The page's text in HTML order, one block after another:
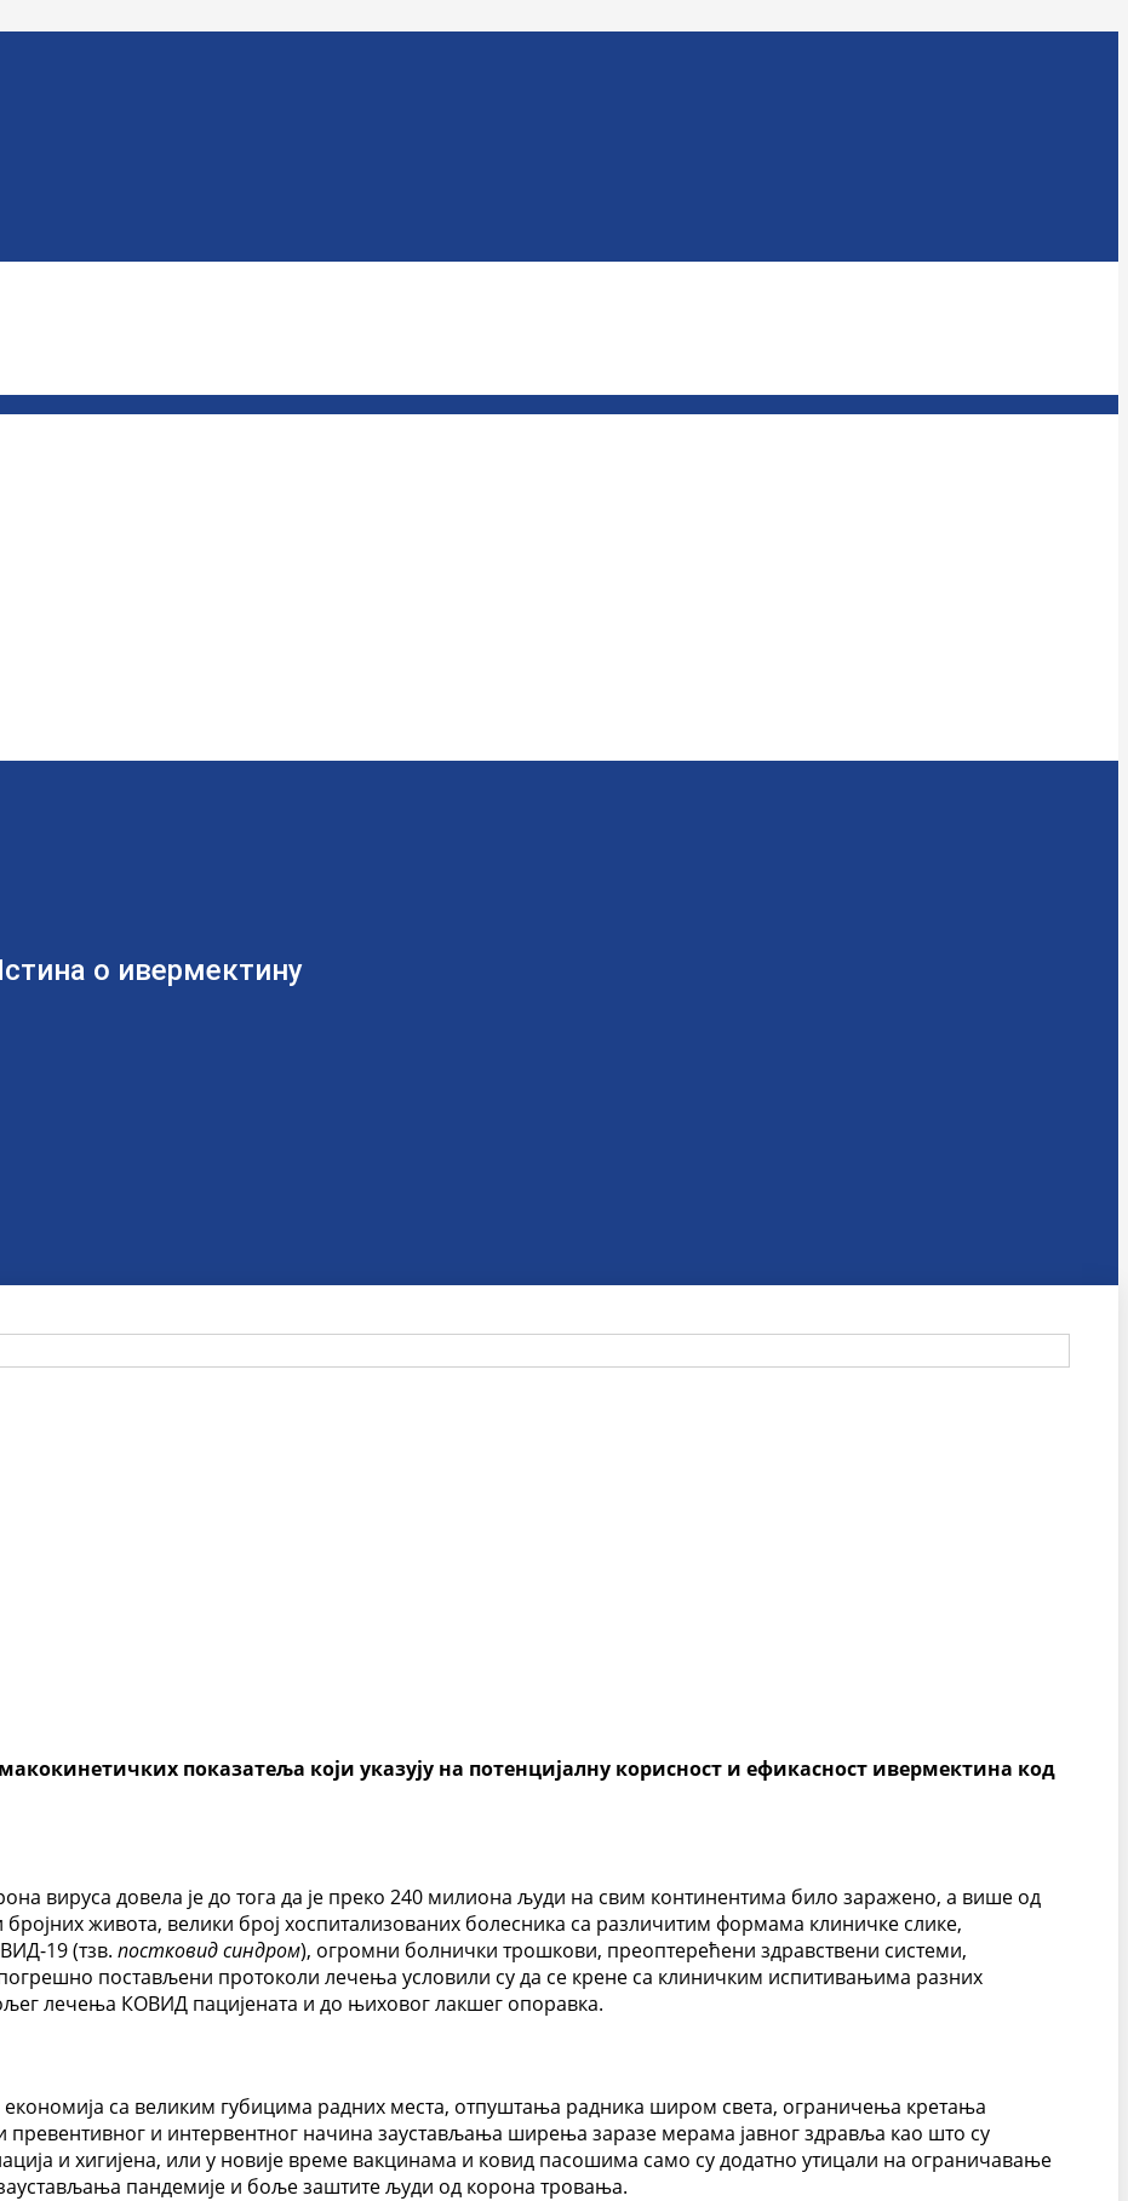
о ивермектину
показатеља који указују на потенцијалну корисност и ефикасност ивермектина код
вируса довела је до тога да је преко 240 милиона људи на свим континентима било заражено, а више од
живота, велики број хоспитализованих болесника са различитим формама клиничке слике,
19 (тзв. постковид синдром), огромни болнички трошкови, преоптерећени здравствени системи,
постављени протоколи лечења условили су да се крене са клиничким испитивањима разних
лечења КОВИД пацијената и до њиховог лакшег опоравка.
економија са великим губицима радних места, отпуштања радника широм света, ограничења кретања
превентивног и интервентног начина заустављања ширења заразе мерама јавног здравља као што су
и хигијена, или у новије време вакцинама и ковид пасошима само су додатно утицали на ограничавање
пандемије и боље заштите људи од корона тровања.